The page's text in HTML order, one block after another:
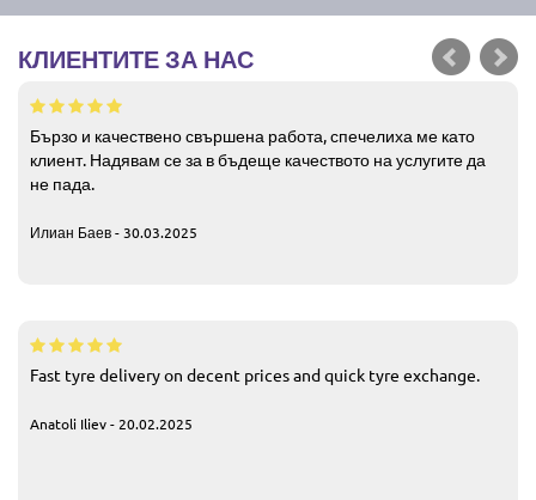
КЛИЕНТИТЕ ЗА НАС
Бързо и качествено свършена работа, спечелиха ме като
клиент. Надявам се за в бъдеще качеството на услугите да
не пада.
Илиан Баев - 30.03.2025
Fast tyre delivery on decent prices and quick tyre exchange.
Anatoli Iliev - 20.02.2025